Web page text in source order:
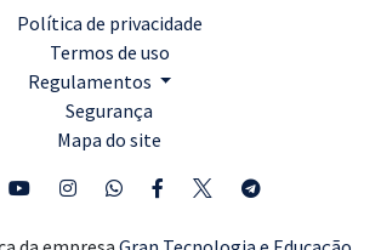
Política de privacidade
Termos de uso
Regulamentos
Segurança
Mapa do site